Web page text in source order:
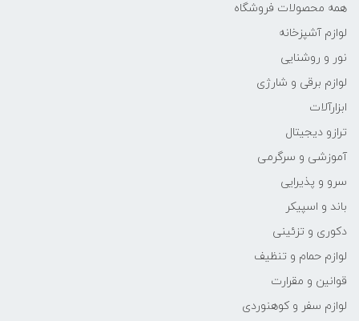
همه محصولات فروشگاه
لوازم آشپزخانه
نور و روشنایی
لوازم برقی و شارژی
ابزارآلات
ترازو دیجیتال
آموزشی و سرگرمی
سرو و پذیرایی
باند و اسپیکر
دکوری و تزئینی
لوازم حمام و تنظیف
قوانین و مقرارت
لوازم سفر و کوهنوردی